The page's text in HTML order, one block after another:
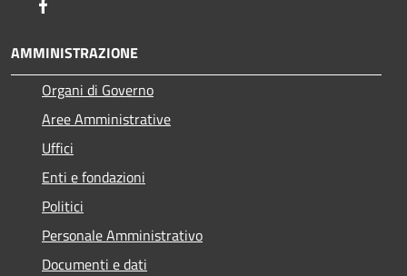
AMMINISTRAZIONE
Organi di Governo
Aree Amministrative
Uffici
Enti e fondazioni
Politici
Personale Amministrativo
Documenti e dati